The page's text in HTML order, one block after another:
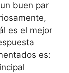
buen par
es el mejor
es: